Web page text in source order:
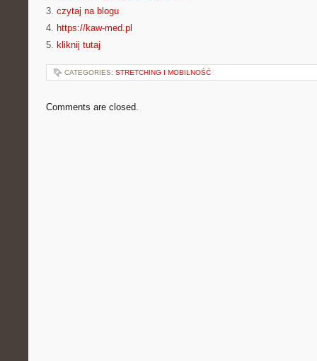
3. czytaj na blogu
4. https://kaw-med.pl
5. kliknij tutaj
CATEGORIES: STRETCHING I MOBILNOŚĆ
Comments are closed.